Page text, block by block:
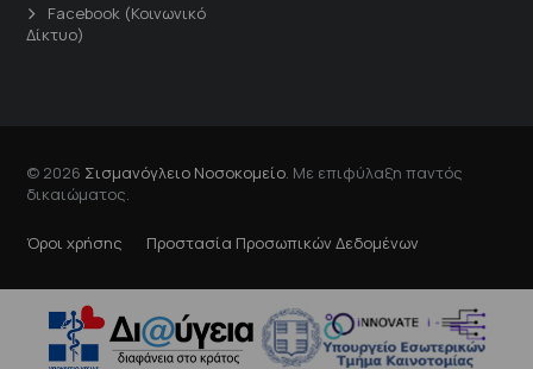
Facebook (Κοινωνικό
Δίκτυο)
© 2026 Σισμανόγλειο Νοσοκομείο . Με επιφύλαξη παντός
δικαιώματος.
Όροι χρήσης Προστασία Προσωπικών Δεδομένων